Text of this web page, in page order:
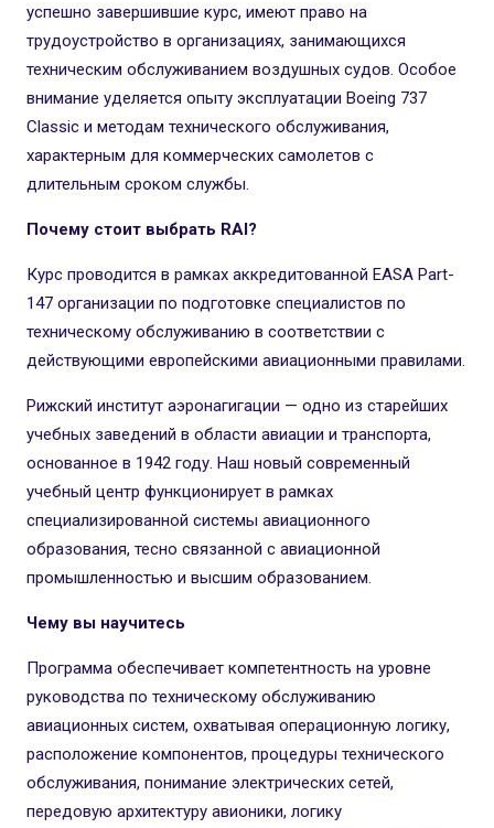
успешно завершившие курс, имеют право на
трудоустройство в организациях, занимающихся
техническим обслуживанием воздушных судов. Особое
внимание уделяется опыту эксплуатации Boeing 737
Classic и методам технического обслуживания,
характерным для коммерческих самолетов с
длительным сроком службы.
Почему стоит выбрать RAI?
Курс проводится в рамках аккредитованной EASA Part-
147 организации по подготовке специалистов по
техническому обслуживанию в соответствии с
действующими европейскими авиационными правилами.
Рижский институт аэронагигации — одно из старейших
учебных заведений в области авиации и транспорта,
основанное в 1942 году. Наш новый современный
учебный центр функционирует в рамках
специализированной системы авиационного
образования, тесно связанной с авиационной
промышленностью и высшим образованием.
Чему вы научитесь
Программа обеспечивает компетентность на уровне
руководства по техническому обслуживанию
авиационных систем, охватывая операционную логику,
расположение компонентов, процедуры технического
обслуживания, понимание электрических сетей,
передовую архитектуру авионики, логику